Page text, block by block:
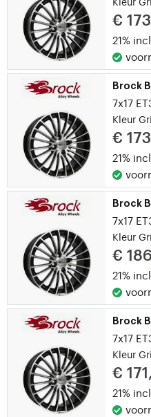
€
21%
Brock
7x17
Kleur
€
21%
Brock
7x17
Kleur
€
21%
Brock
7x17
Kleur
€
21%